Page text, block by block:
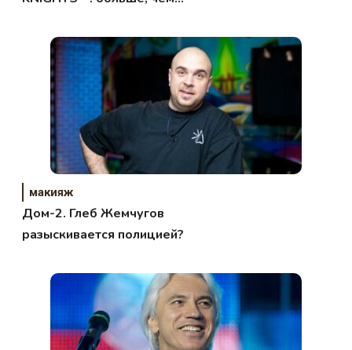
макияж
Дом-2. Глеб Жемчугов
разыскивается полицией?